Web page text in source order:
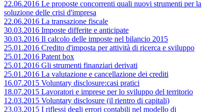
22.06.2016 Le proposte concorrenti quali nuovi strumenti per la
soluzione delle crisi d'impresa
22.06.2016 La transazione fiscale
30.03.2016 Imposte differite e anticipate
30.03.2016 Il calcolo delle imposte nel bilancio 2015
25.01.2016 Credito d'imposta per attività di ricerca e sviluppo
25.01.2016 Patent box
25.01.2016 Gli strumenti finanziari derivati
25.01.2016 La valutazione e cancellazione dei crediti
16.07.2015 Voluntary disclosure:casi pratici
18.07.2015 Lavoratori e imprese per lo sviluppo del territorio
12.03.2015 Voluntary disclosure (il rientro di capitali)
23.03.2015 I riflessi degli errori contabili nel modello di